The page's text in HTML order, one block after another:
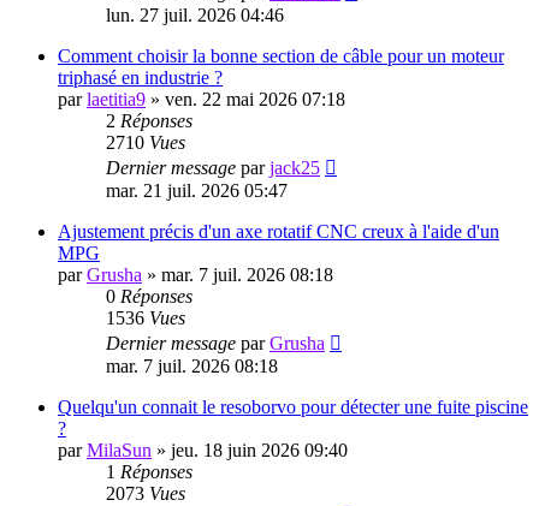
lun. 27 juil. 2026 04:46
Comment choisir la bonne section de câble pour un moteur
triphasé en industrie ?
parlaetitia9 » ven. 22 mai 2026 07:18
2 Réponses
2710 Vues
Dernier message parjack25
mar. 21 juil. 2026 05:47
Ajustement précis d'un axe rotatif CNC creux à l'aide d'un
MPG
parGrusha » mar. 7 juil. 2026 08:18
0 Réponses
1536 Vues
Dernier message parGrusha
mar. 7 juil. 2026 08:18
Quelqu'un connait le resoborvo pour détecter une fuite piscine
?
parMilaSun » jeu. 18 juin 2026 09:40
1 Réponses
2073 Vues